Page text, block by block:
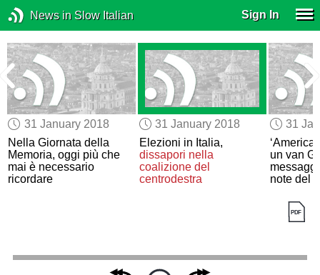
News in Slow Italian Sign In
31 January 2018
Nella Giornata della
Memoria, oggi più che
mai è necessario
ricordare
31 January 2018
Elezioni in Italia,
dissapori nella
coalizione del
centrodestra
31
un van
note del